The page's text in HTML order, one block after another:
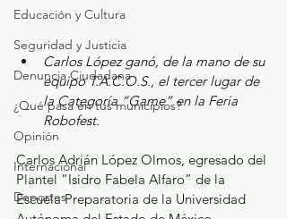
Educación y Cultura
Seguridad y Justicia
Denuncia Ciudadana
¿Qué pasa en tus municipios?
Opinión
Internacional
Deportes
Carlos López ganó, de la mano de su
equipo T.A.C.O.S., el tercer lugar de
la Categoría “Game” en la Feria
Robofest.
Carlos Adrián López Olmos, egresado del
Plantel “Isidro Fabela Alfaro” de la
Escuela Preparatoria de la Universidad